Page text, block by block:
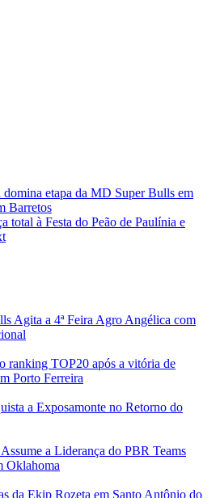
etapa da MD Super Bulls em
Barretos
total à Festa do Peão de Paulínia e
Agita a 4ª Feira Agro Angélica com
ranking TOP20 após a vitória de
Porto Ferreira
a Exposamonte no Retorno do
a Liderança do PBR Teams
Oklahoma
da Ekip Rozeta em Santo Antônio do